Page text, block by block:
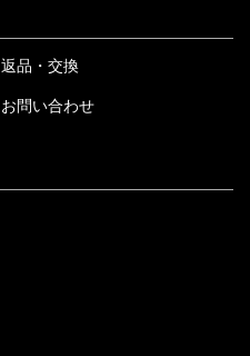
返品・交換
お問い合わせ